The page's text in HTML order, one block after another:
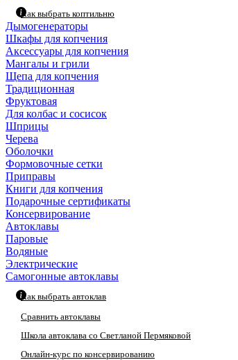
Как выбрать коптильню
Дымогенераторы
Шкафы для копчения
Аксессуары для копчения
Мангалы и грили
Щепа для копчения
Традиционная
Фруктовая
Для колбас и сосисок
Шприцы
Черева
Оболочки
Формовочные сетки
Приправы
Книги для копчения
Подарочные сертификаты
Консервирование
Автоклавы
Паровые
Водяные
Электрические
Самогонные автоклавы
Как выбрать автоклав
Сравнить автоклавы
Школа автоклава со Светланой Пермяковой
Онлайн-курс по консервированию